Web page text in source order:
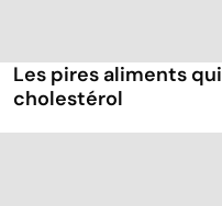
Les pires aliments
cholestérol